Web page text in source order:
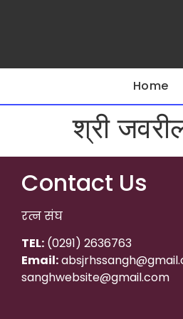
Home
श्री
Contact Us
रत्न संघ
TEL: (0291) 2636763
Email:
sanghwebsite@gmail.com